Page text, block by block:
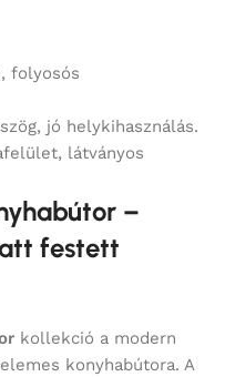
folyosós
jó helykihasználás.
látványos
–
festett
kollekció a modern
konyhabútora. A